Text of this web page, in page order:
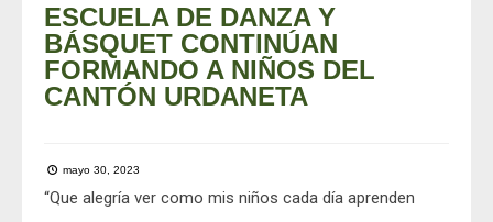
ESCUELA DE DANZA Y
BÁSQUET CONTINÚAN
FORMANDO A NIÑOS DEL
CANTÓN URDANETA
mayo 30, 2023
“Que alegría ver como mis niños cada día aprenden